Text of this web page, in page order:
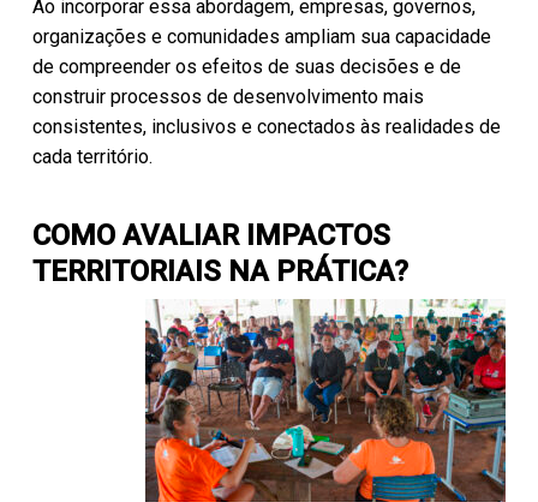
Ao incorporar essa abordagem, empresas, governos,
organizações e comunidades ampliam sua capacidade
de compreender os efeitos de suas decisões e de
construir processos de desenvolvimento mais
consistentes, inclusivos e conectados às realidades de
cada território.
COMO AVALIAR IMPACTOS
TERRITORIAIS NA PRÁTICA?